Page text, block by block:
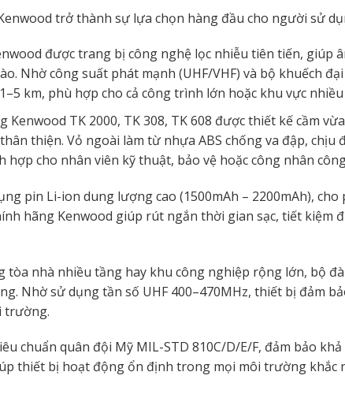
trở thành sự lựa chọn hàng đầu cho người sử
được trang bị công nghệ lọc nhiễu tiên tiến, giúp
Nhờ công suất phát mạnh (UHF/VHF) và bộ khuếch đại
km, phù hợp cho cả công trình lớn hoặc khu vực nhiều
Kenwood TK 2000, TK 308, TK 608 được thiết kế cầm
thiện. Vỏ ngoài làm từ nhựa ABS chống va đập, chịu
cho nhân viên kỹ thuật, bảo vệ hoặc công nhân
pin Li-ion dung lượng cao (1500mAh – 2200mAh), cho
hãng Kenwood giúp rút ngắn thời gian sạc, tiết kiệm
tòa nhà nhiều tầng hay khu công nghiệp rộng lớn, bộ
Nhờ sử dụng tần số UHF 400–470MHz, thiết bị đảm
trường.
chuẩn quân đội Mỹ MIL-STD 810C/D/E/F, đảm bảo
thiết bị hoạt động ổn định trong mọi môi trường khắc